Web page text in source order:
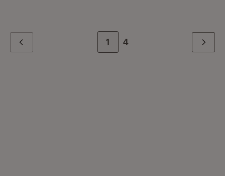
Zur Seite
1 Zur letzten Seite
4 Weiter